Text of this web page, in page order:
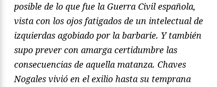
posible de lo que fue la Guerra Civil española,
vista con los ojos fatigados de un intelectual de
izquierdas agobiado por la barbarie. Y también
supo prever con amarga certidumbre las
consecuencias de aquella matanza. Chaves
Nogales vivió en el exilio hasta su temprana